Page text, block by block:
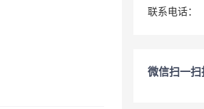
联系电话：
微信扫一扫